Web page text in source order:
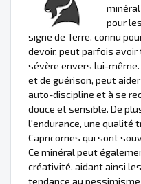
pour
signe de Terre, connu
devoir, peut parfois
sévère envers lui-même.
et de guérison, peut
auto-discipline et à se
douce et sensible. De
l'endurance, une qualité
Capricornes qui sont
Ce minéral peut
créativité, aidant ainsi
tendance au